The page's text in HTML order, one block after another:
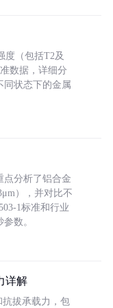
度（包括T2及
数据，详细分
同状态下的金属
点分析了铝合金
），并对比不
1标准和行业
数。
详解
拔承载力，包